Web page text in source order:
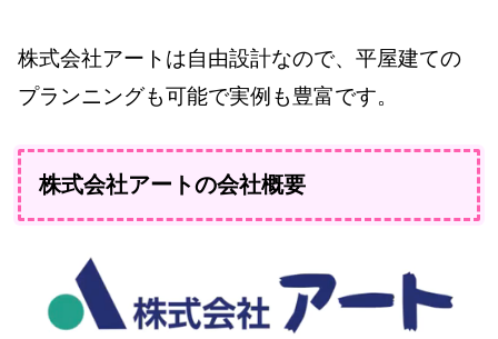
株式会社アートは自由設計なので、平屋建ての
プランニングも可能で実例も豊富です。
株式会社アートの会社概要